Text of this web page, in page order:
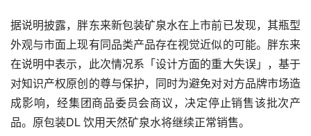
据说明披露，胖东来新包装矿泉水在上市前已发现，其瓶型
外观与市面上现有同品类产品存在视觉近似的可能。胖东来
在说明中表示，此次情况系「设计方面的重大失误」，基于
对知识产权原创的尊与保护，同时为避免对对方品牌市场造
成影响，经集团商品委员会商议，决定停止销售该批次产
品。原包装DL 饮用天然矿泉水将继续正常销售。